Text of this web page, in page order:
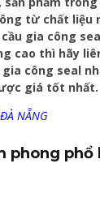
từ chất liệu
gia công
cao thì hãy
gia công seal
giá tốt nhất.
NẴNG
phong phổ